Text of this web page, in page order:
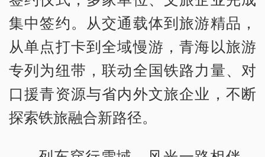
集中签约。从交通载体到旅游精品，
从单点打卡到全域慢游，青海以旅游
专列为纽带，联动全国铁路力量、对
口援青资源与省内外文旅企业，不断
探索铁旅融合新路径。